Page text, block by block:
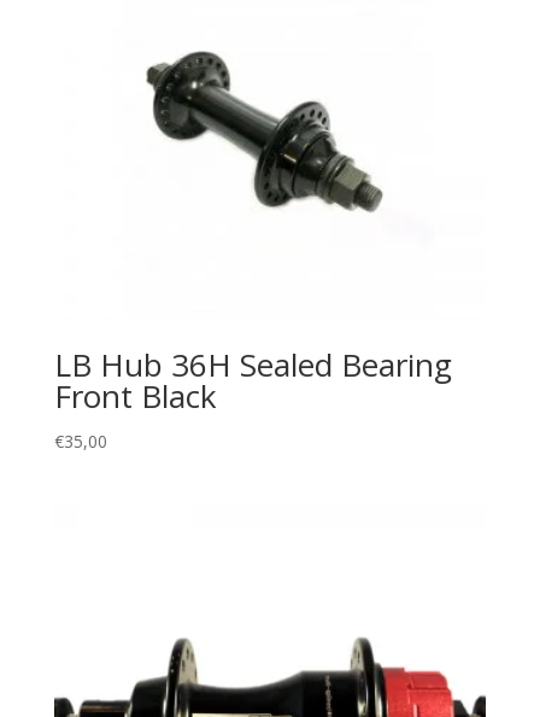
LB Hub 36H Sealed Bearing
Front Black
€35,00